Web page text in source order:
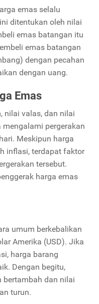
emas selalu
ditentukan oleh nilai
emas batangan itu
emas batangan
dengan pecahan
dengan uang.
Emas
nilai valas, dan nilai
pergerakan
Meskipun harga
inflasi, terdapat faktor
tersebut.
harga emas
umum berkebalikan
Amerika (USD). Jika
harga barang
Dengan begitu,
bertambah dan nilai
turun.